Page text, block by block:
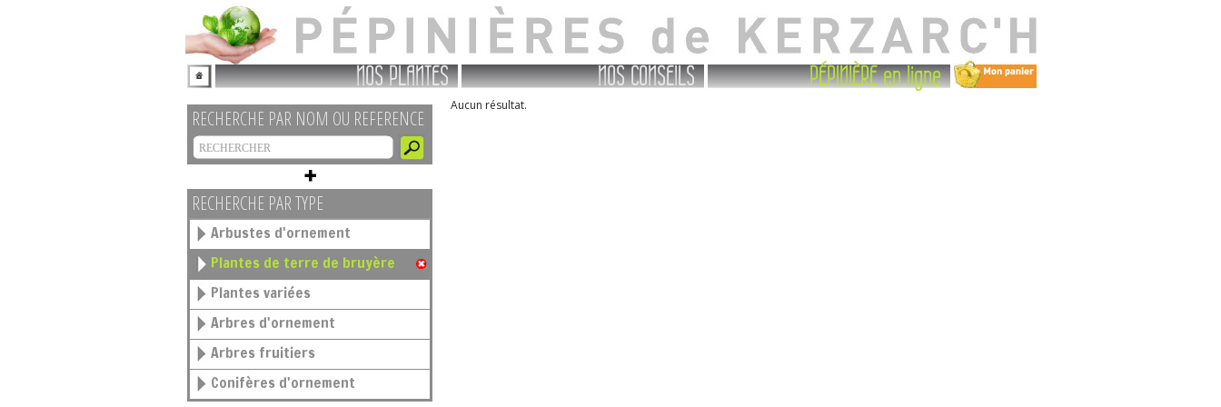
NOS PLANTES NOS CONSEILS PÉPINIÈRE en ligne
RECHERCHE PAR NOM OU REFERENCE
RECHERCHE PAR TYPE
Arbustes d'ornement
Plantes de terre de bruyère
Plantes variées
Arbres d'ornement
Arbres fruitiers
Conifères d'ornement
Aucun résultat.